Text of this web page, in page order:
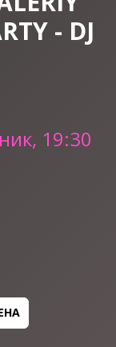
- DJ
19:30